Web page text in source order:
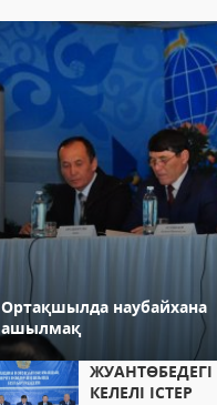
Ортақшылда наубайхана
ашылмақ
ЖУАНТӨБЕДЕГІ
КЕЛЕЛІ ІСТЕР